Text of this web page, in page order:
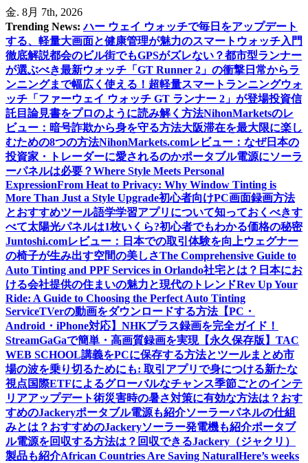
内
容
を
ス
キ
ッ
プ
金. 8月 7th, 2026
Trending News: ハー ウェイ ウォッチで毎日をアップデート
する、軽量大画面と健康管理が魅力のスマートウォッチ入門
徹底解説都会のビル街でもGPSがズレない？都市型ランナー
が選ぶべき最新ウォッチ「GT Runner 2」の衝撃 日常からラ
ンニングまで幅広く使える！超軽量スマートランニングウォ
ッチ「ファーウェイ ウォッチ GT ランナー 2」が登場投資信
託目論見書をプロのように読み解く方法NihonMarketsのレ
ビュー：暗号詐欺から身を守る方法大阪滞在を最大限に楽し
むための8つの方法NihonMarkets.comレビュー：なぜ日本の
投資家・トレーダーに愛されるのかポータブル電源にソーラ
ーパネルは必要？Where Style Meets Personal
ExpressionFrom Heat to Privacy: Why Window Tinting is
More Than Just a Style Upgrade初心者向けPC画面録画方法
とおすすめツール語学学習アプリについて知っておくべきす
べて太陽光パネルは1枚いくら?初心者でもわかる価格の秘密
Juntoshi.comレビュー：日本での取引体験を向上ウェグナー
の椅子が生み出す空間の美しさThe Comprehensive Guide to
Auto Tinting and PPF Services in Orlando社宅とは？日本にお
ける会社提供の住まいの魅力と現代のトレンドRev Up Your
Ride: A Guide to Choosing the Perfect Auto Tinting
ServiceTVerの動画をダウンロードする方法【PC・
Android・iPhone対応】 NHKプラス録画を完全ガイド！
StreamGaGaで簡単・高画質録画を実現【永久保存版】TAC
WEB SCHOOL講義をPCに保存する方法とツールまとめ市
場の波を乗り切るためにも: 取引アプリで身につける新たな
視点 国際ETFによるグローバルなチャンス季節ごとのインテ
リアアップデート術災害時の暑さ対策に有効な方法は？おす
すめのJackeryポータブル電源も紹介ソーラーパネルの仕組
みとは？おすすめのJackeryソーラー発電機も紹介ポータブ
ル電源を回収する方法は？回収できるJackery（ジャクリ）
製品も紹介African Countries Are Saving NaturalHere’s weeks